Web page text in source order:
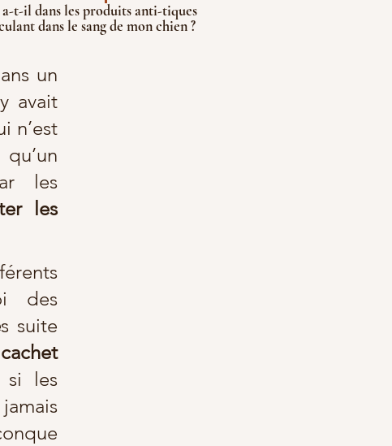
t-il dans les produits anti-tiques
dans le sang de mon chien ?
un
avait
n’est
les
les
des
s suite
cachet
si les